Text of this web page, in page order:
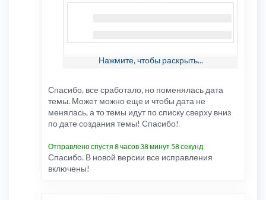
КОД:ВЫДЕЛИТЬ ВСЁ
Нажмите, чтобы раскрыть...
Спасибо, все сработало, но поменялась дата
темы. Может можно еще и чтобы дата не
менялась, а то темы идут по списку сверху вниз
по дате создания темы! Спасибо!
Отправлено спустя 8 часов 38 минут 58 секунд:
Спасибо. В новой версии все исправления
включены!